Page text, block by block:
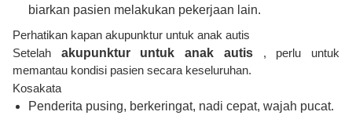
biarkan pasien melakukan pekerjaan lain.
Perhatikan kapan akupunktur untuk anak autis
Setelah akupunktur untuk anak autis, perlu untuk
memantau kondisi pasien secara keseluruhan.
Kosakata
Penderita pusing, berkeringat, nadi cepat, wajah pucat.